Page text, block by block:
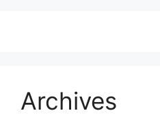
Archives